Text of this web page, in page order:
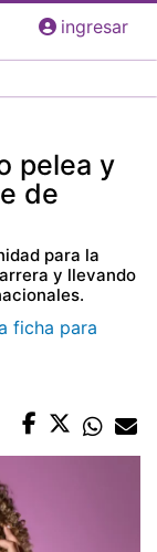
ingresar
pelea y
de
para la
y llevando
ficha para